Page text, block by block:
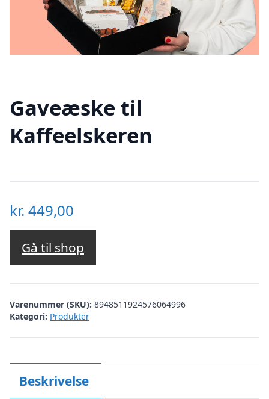
Gaveæske til
Kaffeelskeren
kr. 449,00
Gå til shop
Varenummer (SKU): 8948511924576064996
Kategori: Produkter
Beskrivelse